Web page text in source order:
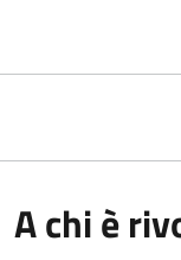
A chi è